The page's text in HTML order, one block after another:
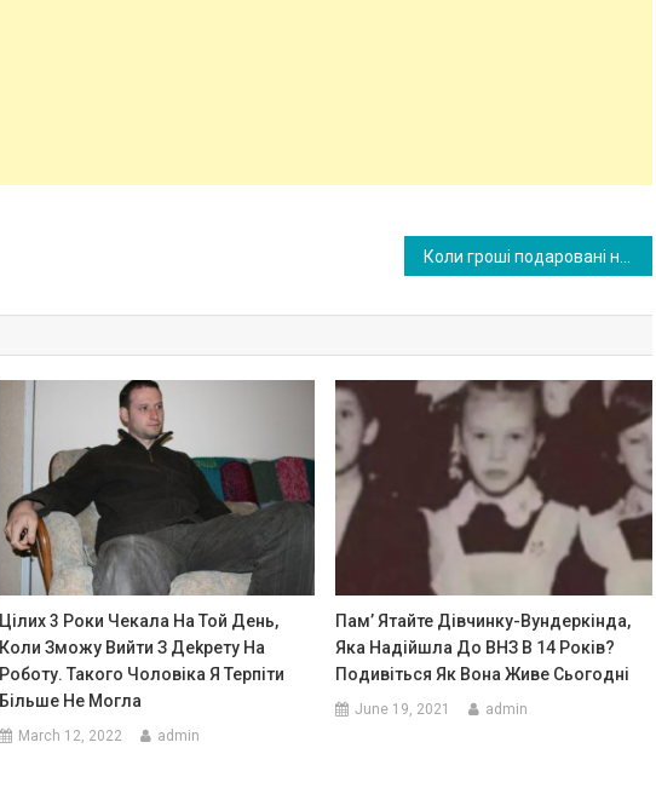
Цілих 3 Роки Чекала На Той День,
Коли Зможу Вийти З Деkрету На
Роботу. Такого Чоловіка Я Терпіти
Більше Не Могла
March 12, 2022 admin
Пам’ Ятайте Дівчинку-Вундеркінда,
Яка Надійшла До ВНЗ В 14 Років?
Подивіться Як Вона Живе Сьогодні
June 19, 2021 admin